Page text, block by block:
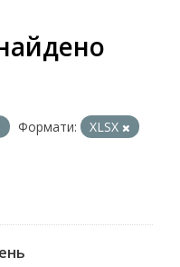
Формати:
XLSX